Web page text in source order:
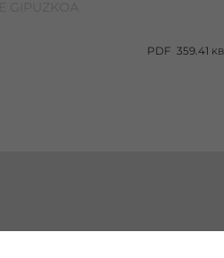
PDF 359.41 KB